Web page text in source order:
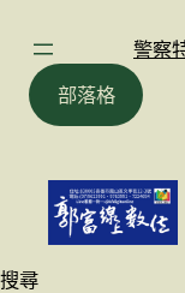
警察
部落格
搜尋